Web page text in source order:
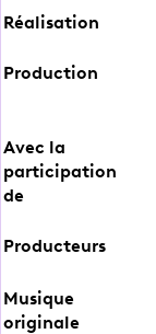
Réalisation
Production
Avec la
participation
de
Producteurs
Musique
originale